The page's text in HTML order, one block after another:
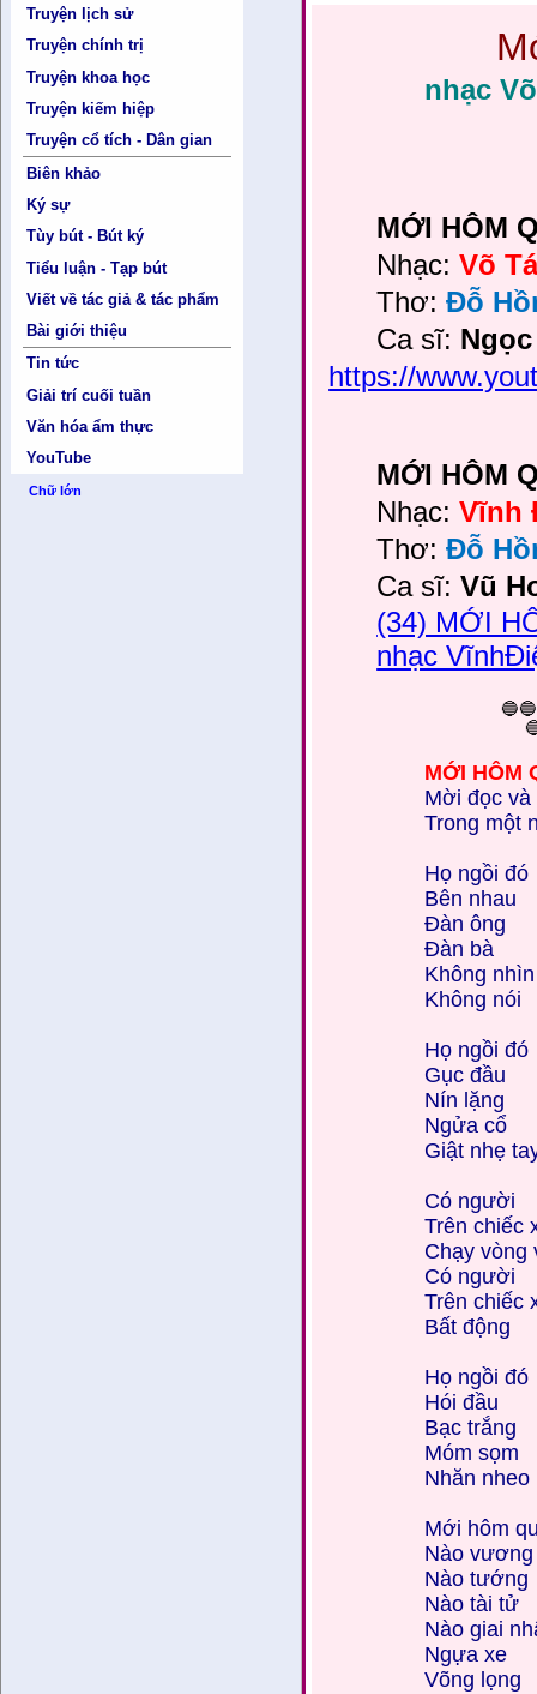
Truyện lịch sử
Truyện chính trị
Truyện khoa học
Truyện kiếm hiệp
Truyện cổ tích - Dân gian
Biên khảo
Ký sự
Tùy bút - Bút ký
Tiểu luận - Tạp bút
Viết về tác giả & tác phẩm
Bài giới thiệu
Tin tức
Giải trí cuối tuần
Văn hóa ẩm thực
YouTube
Chữ lớn
nhạc
MỚI HÔM
Nhạc:Võ
Thơ:Đỗ
Ca sĩ:
https://
MỚI HÔM
Nhạc:Vĩnh
Thơ:Đỗ
Ca sĩ:Vũ
(34) MỚI
nhạc
MỚI HÔM
Mời đọc và
Trong một
Họ ngồi đó
Bên nhau
Đàn ông
Đàn bà
Không nhìn
Không nói
Họ ngồi đó
Gục đầu
Nín lặng
Ngửa cổ
Giật nhẹ
Có người
Trên chiếc
Chạy vòng
Có người
Trên chiếc
Bất động
Họ ngồi đó
Hói đầu
Bạc trắng
Móm sọm
Nhăn nheo
Mới hôm
Nào vương
Nào tướng
Nào tài tử
Nào giai
Ngựa xe
Võng lọng